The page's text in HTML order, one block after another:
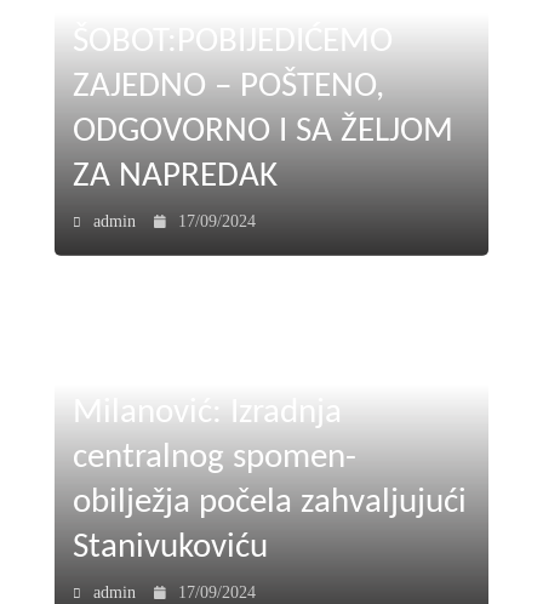
ŠOBOT:POBIJEDIĆEMO
ZAJEDNO – POŠTENO,
ODGOVORNO I SA ŽELJOM
ZA NAPREDAK
admin 17/09/2024
Milanović: Izradnja
centralnog spomen-
obilježja počela zahvaljujući
Stanivukoviću
admin 17/09/2024